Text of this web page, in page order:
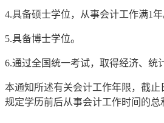
4.具备硕士学位，从事会计工作满1年
5.具备博士学位。
6.通过全国统一考试，取得经济、统
本通知所述有关会计工作年限，截
规定学历前后从事会计工作时间的总